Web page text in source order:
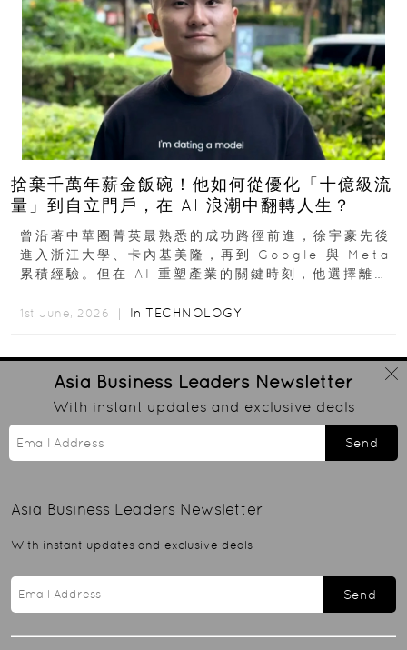
捨棄千萬年薪金飯碗！他如何從優化「十億級流
量」到自立門戶，在 AI 浪潮中翻轉人生？
曾沿著中華圈菁英最熟悉的成功路徑前進，徐宇豪先後
進入浙江大學、卡內基美隆，再到 Google 與 Meta
累積經驗。但在 AI 重塑產業的關鍵時刻，他選擇離開
1st June, 2026 ｜ In TECHNOLOGY
Asia Business Leaders Newsletter
With instant updates and exclusive deals
Send
Asia Business Leaders Newsletter
With instant updates and exclusive deals
Send